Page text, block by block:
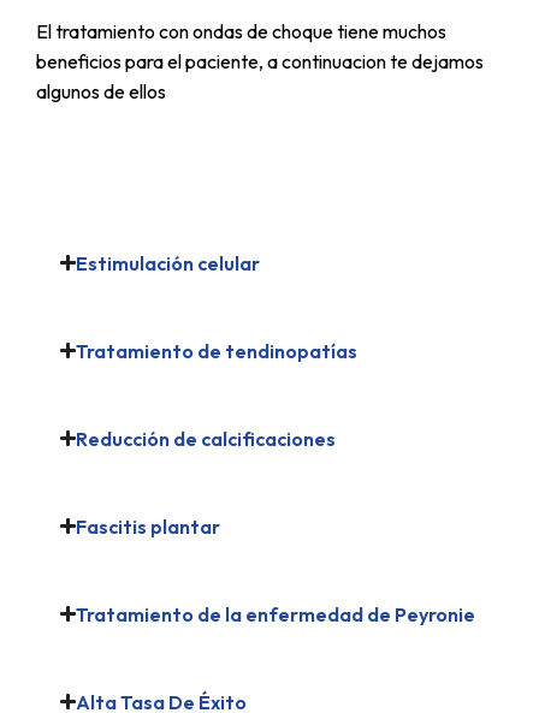
El tratamiento con ondas de choque tiene muchos
beneficios para el paciente, a continuacion te dejamos
algunos de ellos
Estimulación celular
Tratamiento de tendinopatías
Reducción de calcificaciones
Fascitis plantar
Tratamiento de la enfermedad de Peyronie
Alta Tasa De Éxito